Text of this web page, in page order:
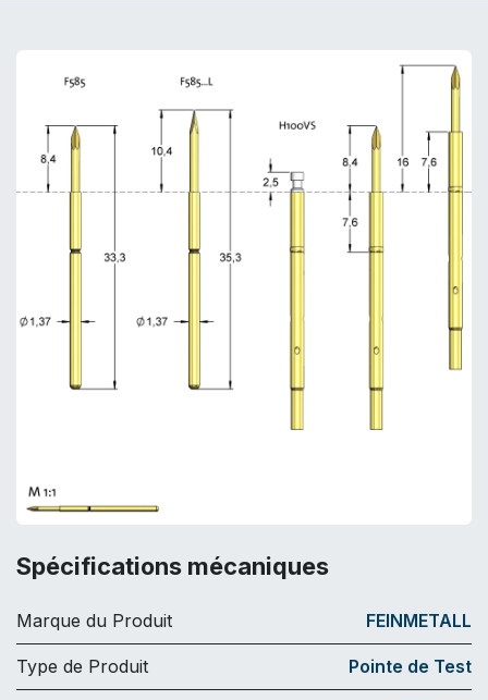
Spécifications mécaniques
Marque du Produit FEINMETALL
Type de Produit Pointe de Test